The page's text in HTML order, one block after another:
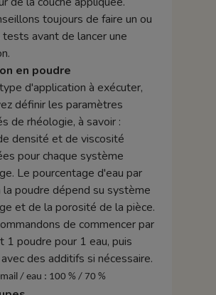
toujours de faire un ou
avant de lancer une
en poudre
d'application à exécuter,
définir les paramètres
de rhéologie, à savoir :
densité et de viscosité
pour chaque système
Le pourcentage d'eau par
la poudre dépend su système
et de la porosité de la pièce.
de commencer par
1 poudre pour 1 eau, puis
des additifs si nécessaire.
/ eau : 100 % / 70 %